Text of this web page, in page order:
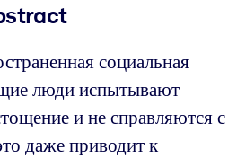
социальная
люди испытывают
и не справляются с
даже приводит к